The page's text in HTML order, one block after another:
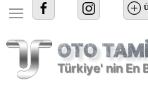
Ana içeriğe atla
OTO
Türkiye' nin En